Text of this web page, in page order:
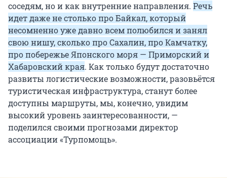
соседям, но и как внутренние направления. Речь
идет даже не столько про Байкал, который
несомненно уже давно всем полюбился и занял
свою нишу, сколько про Сахалин, про Камчатку,
про побережье Японского моря — Приморский и
Хабаровский края. Как только будут достаточно
развиты логистические возможности, разовьётся
туристическая инфраструктура, станут более
доступны маршруты, мы, конечно, увидим
высокий уровень заинтересованности, —
поделился своими прогнозами директор
ассоциации «Турпомощь».